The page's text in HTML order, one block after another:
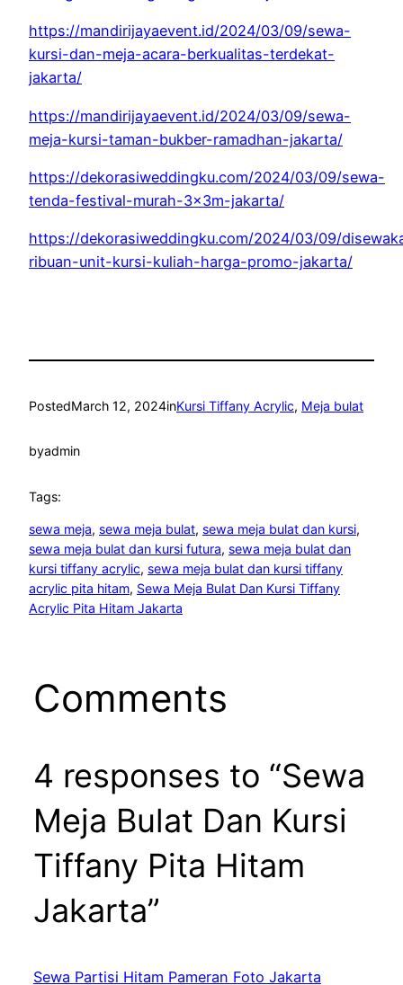
https://mandirijayaevent.id/2024/03/09/sewa-
kursi-dan-meja-acara-berkualitas-terdekat-
jakarta/
https://mandirijayaevent.id/2024/03/09/sewa-
meja-kursi-taman-bukber-ramadhan-jakarta/
https://dekorasiweddingku.com/2024/03/09/sewa-
tenda-festival-murah-3x3m-jakarta/
https://dekorasiweddingku.com/2024/03/09/
ribuan-unit-kursi-kuliah-harga-promo-jakarta/
PostedMarch 12, 2024inKursi Tiffany Acrylic, Meja bulat
byadmin
Tags:
sewa meja, sewa meja bulat, sewa meja bulat dan kursi
sewa meja bulat dan kursi futura, sewa meja bulat dan
kursi tiffany acrylic, sewa meja bulat dan kursi tiffany
acrylic pita hitam, Sewa Meja Bulat Dan Kursi Tiffany
Acrylic Pita Hitam Jakarta
Comments
4 responses to “Sewa
Meja Bulat Dan Kursi
Tiffany Pita Hitam
Jakarta”
Sewa Partisi Hitam Pameran Foto Jakarta